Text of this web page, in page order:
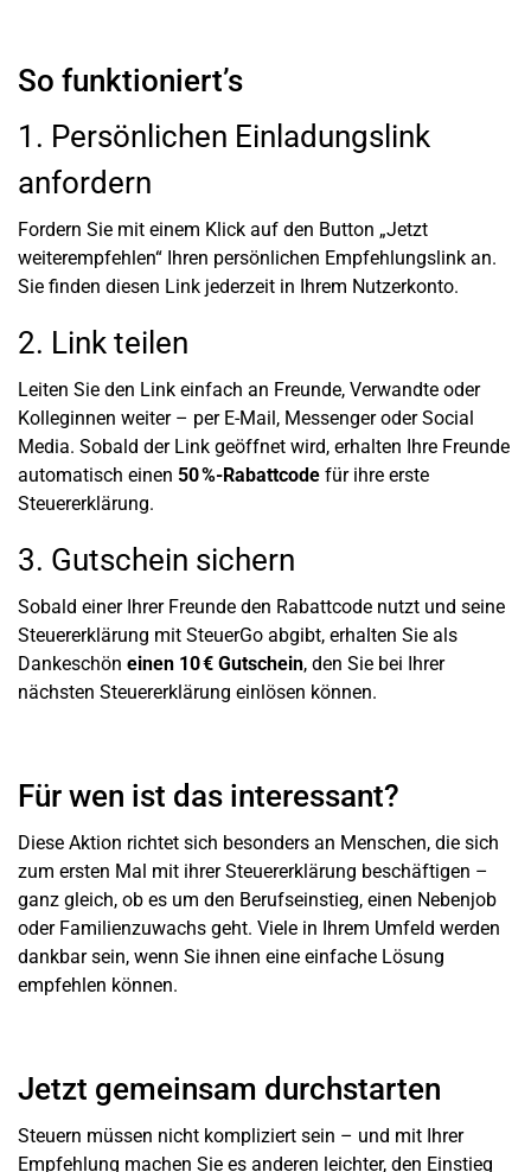
So funktioniert’s
1. Persönlichen Einladungslink
anfordern
Fordern Sie mit einem Klick auf den Button „Jetzt
weiterempfehlen“ Ihren persönlichen Empfehlungslink an.
Sie finden diesen Link jederzeit in Ihrem Nutzerkonto.
2. Link teilen
Leiten Sie den Link einfach an Freunde, Verwandte oder
Kolleginnen weiter – per E-Mail, Messenger oder Social
Media. Sobald der Link geöffnet wird, erhalten Ihre Freunde
automatisch einen 50 %-Rabattcode für ihre erste
Steuererklärung.
3. Gutschein sichern
Sobald einer Ihrer Freunde den Rabattcode nutzt und seine
Steuererklärung mit SteuerGo abgibt, erhalten Sie als
Dankeschön einen 10 € Gutschein, den Sie bei Ihrer
nächsten Steuererklärung einlösen können.
Für wen ist das interessant?
Diese Aktion richtet sich besonders an Menschen, die sich
zum ersten Mal mit ihrer Steuererklärung beschäftigen –
ganz gleich, ob es um den Berufseinstieg, einen Nebenjob
oder Familienzuwachs geht. Viele in Ihrem Umfeld werden
dankbar sein, wenn Sie ihnen eine einfache Lösung
empfehlen können.
Jetzt gemeinsam durchstarten
Steuern müssen nicht kompliziert sein – und mit Ihrer
Empfehlung machen Sie es anderen leichter, den Einstieg